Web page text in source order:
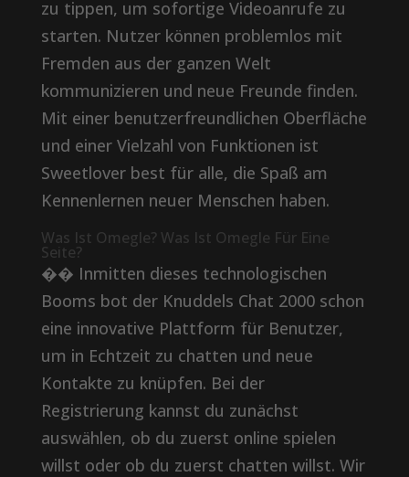
zu tippen, um sofortige Videoanrufe zu
starten. Nutzer können problemlos mit
Fremden aus der ganzen Welt
kommunizieren und neue Freunde finden.
Mit einer benutzerfreundlichen Oberfläche
und einer Vielzahl von Funktionen ist
Sweetlover best für alle, die Spaß am
Kennenlernen neuer Menschen haben.
Was Ist Omegle? Was Ist Omegle Für Eine
Seite?
�� Inmitten dieses technologischen
Booms bot der Knuddels Chat 2000 schon
eine innovative Plattform für Benutzer,
um in Echtzeit zu chatten und neue
Kontakte zu knüpfen. Bei der
Registrierung kannst du zunächst
auswählen, ob du zuerst online spielen
willst oder ob du zuerst chatten willst. Wir